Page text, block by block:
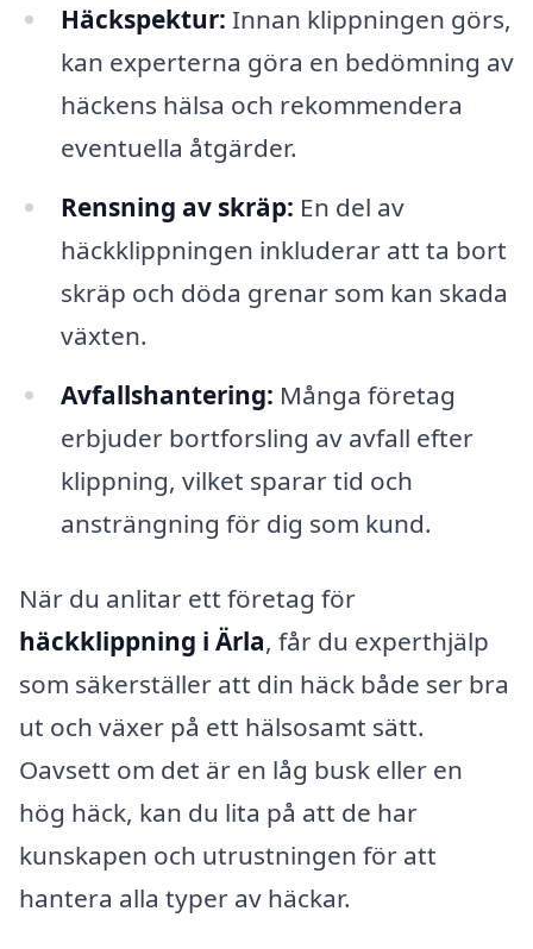
Häckspektur: Innan klippningen görs,
kan experterna göra en bedömning av
häckens hälsa och rekommendera
eventuella åtgärder.
Rensning av skräp: En del av
häckklippningen inkluderar att ta bort
skräp och döda grenar som kan skada
växten.
Avfallshantering: Många företag
erbjuder bortforsling av avfall efter
klippning, vilket sparar tid och
ansträngning för dig som kund.
När du anlitar ett företag för
häckklippning i Ärla, får du experthjälp
som säkerställer att din häck både ser bra
ut och växer på ett hälsosamt sätt.
Oavsett om det är en låg busk eller en
hög häck, kan du lita på att de har
kunskapen och utrustningen för att
hantera alla typer av häckar.